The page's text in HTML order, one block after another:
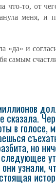
что-то, от
меня, и
«да» и
самым
сказала.
в голосе,
но
узнали,